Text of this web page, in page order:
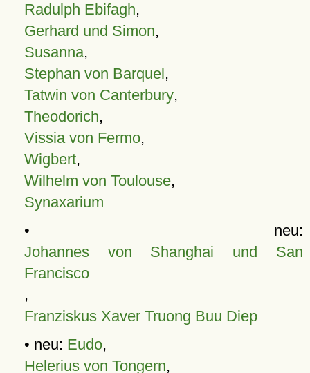
Radulph Ebifagh,
Gerhard und Simon,
Susanna,
Stephan von Barquel,
Tatwin von Canterbury,
Theodorich,
Vissia von Fermo,
Wigbert,
Wilhelm von Toulouse,
Synaxarium
• neu:
Johannes von Shanghai und San
Francisco
,
Franziskus Xaver Truong Buu Diep
• neu: Eudo,
Helerius von Tongern,